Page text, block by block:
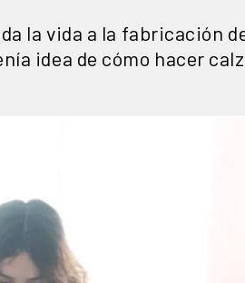
la vida a la fabricación
idea de cómo hacer